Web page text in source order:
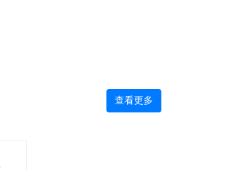
查看更多